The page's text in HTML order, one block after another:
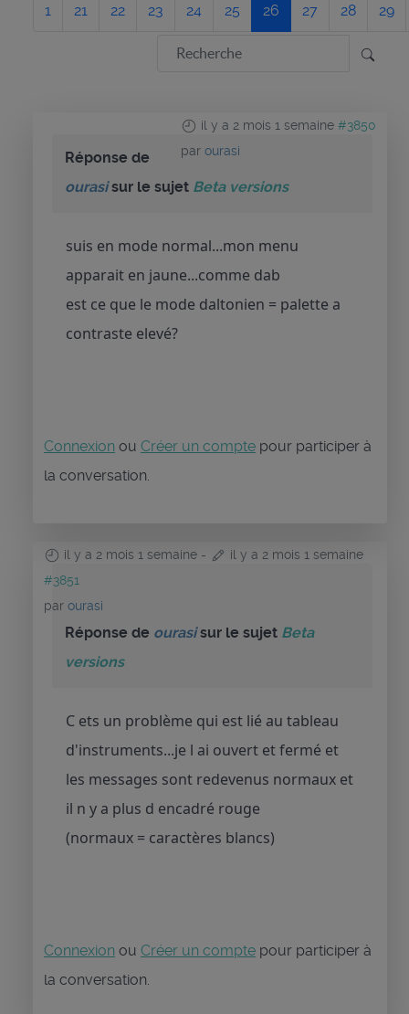
1 21 22 23 24 25 26 27 28 29
il y a 2 mois 1 semaine #3850
par ourasi
Réponse de
ourasisur le sujet Beta versions
suis en mode normal...mon menu
apparait en jaune...comme dab
est ce que le mode daltonien = palette a
contraste elevé?
Connexion ou Créer un compte pour participer à
la conversation.
il y a 2 mois 1 semaine -
il y a 2 mois 1 semaine
#3851
par ourasi
Réponse de ourasisur le sujet Beta
versions
C ets un problème qui est lié au tableau
d'instruments...je l ai ouvert et fermé et
les messages sont redevenus normaux et
il n y a plus d encadré rouge
(normaux = caractères blancs)
Connexion ou Créer un compte pour participer à
la conversation.